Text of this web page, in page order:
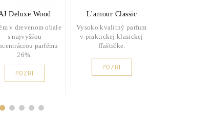
Deluxe Wood
v drevenom obale
s najvyššou
parfému
26%.
POZRI
L'amour Classic
Vysoko kvalitný parfum
v praktickej klasickej
fľaštičke.
POZRI